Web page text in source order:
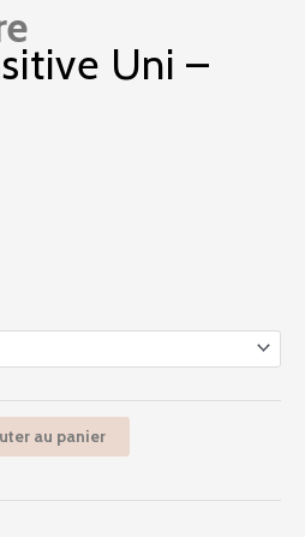
Uni –
au panier